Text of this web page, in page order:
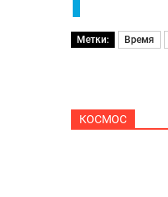
Метки: Время
КОСМОС